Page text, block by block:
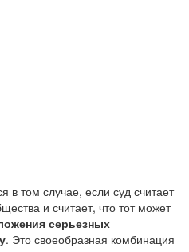
в том случае, если суд считает
и считает, что тот может
серьезных
. Это своеобразная комбинация